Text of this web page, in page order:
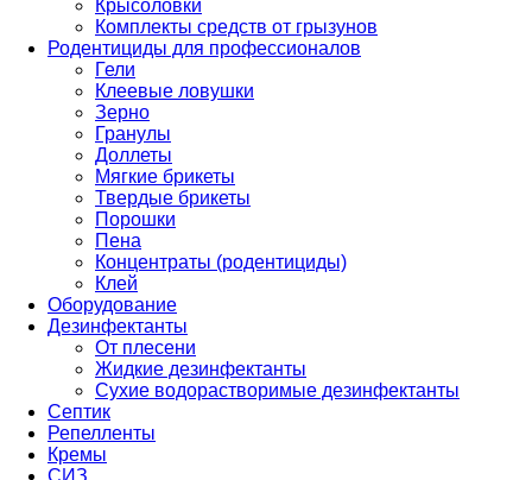
Крысоловки
Комплекты средств от грызунов
Родентициды для профессионалов
Гели
Клеевые ловушки
Зерно
Гранулы
Доллеты
Мягкие брикеты
Твердые брикеты
Порошки
Пена
Концентраты (родентициды)
Клей
Оборудование
Дезинфектанты
От плесени
Жидкие дезинфектанты
Сухие водорастворимые дезинфектанты
Септик
Репелленты
Кремы
СИЗ